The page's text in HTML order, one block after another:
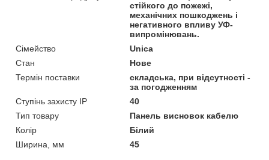
стійкого до пожежі,
механічних пошкоджень і
негативного впливу УФ-
випромінювань.
Сімейство
Unica
Стан
Нове
Термін поставки
складська, при відсутності -
за погодженням
Ступінь захисту IP
40
Тип товару
Панель висновок кабелю
Колір
Білий
Ширина, мм
45